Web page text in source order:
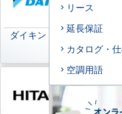
ダイキン
日本
(旧:
リース
延長保証
カタログ・
空調用語